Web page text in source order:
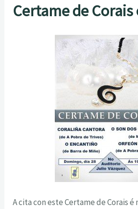
Certame de Corais
A cita con este Certame de Corais é